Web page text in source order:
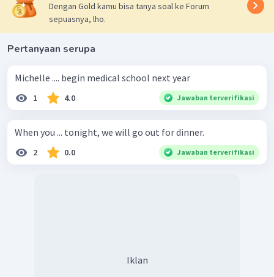
Dengan Gold kamu bisa tanya soal ke Forum
sepuasnya, lho.
Pertanyaan serupa
Michelle .... begin medical school next year
1 4.0 Jawaban terverifikasi
When you ... tonight, we will go out for dinner.
2 0.0 Jawaban terverifikasi
Iklan